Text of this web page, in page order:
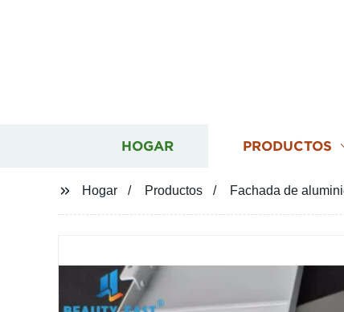
HOGAR PRODUCTOS
Hogar Productos Fachada de